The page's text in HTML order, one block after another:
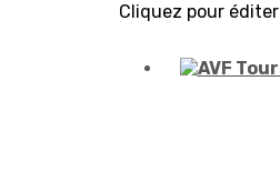
Cliquez pour éditer